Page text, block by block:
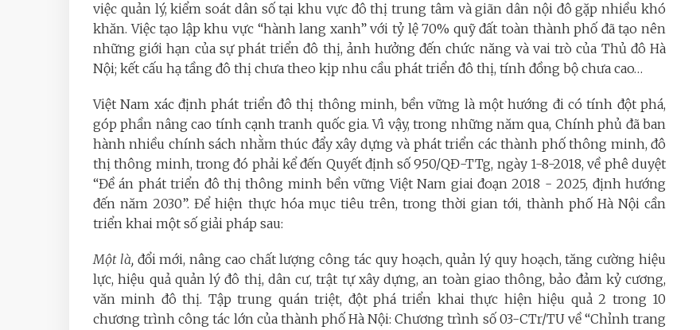
việc quản lý, kiểm soát dân số tại khu vực đô thị trung tâm và giãn dân nội đô gặp nhiều khó
khăn. Việc tạo lập khu vực “hành lang xanh” với tỷ lệ 70% quỹ đất toàn thành phố đã tạo nên
những giới hạn của sự phát triển đô thị, ảnh hưởng đến chức năng và vai trò của Thủ đô Hà
Nội; kết cấu hạ tầng đô thị chưa theo kịp nhu cầu phát triển đô thị, tính đồng bộ chưa cao…
Việt Nam xác định phát triển đô thị thông minh, bền vững là một hướng đi có tính đột phá,
góp phần nâng cao tính cạnh tranh quốc gia. Vì vậy, trong những năm qua, Chính phủ đã ban
hành nhiều chính sách nhằm thúc đẩy xây dựng và phát triển các thành phố thông minh, đô
thị thông minh, trong đó phải kể đến Quyết định số 950/QĐ-TTg, ngày 1-8-2018, về phê duyệt
“Đề án phát triển đô thị thông minh bền vững Việt Nam giai đoạn 2018 - 2025, định hướng
đến năm 2030”. Để hiện thực hóa mục tiêu trên, trong thời gian tới, thành phố Hà Nội cần
triển khai một số giải pháp sau:
Một là,đổi mới, nâng cao chất lượng công tác quy hoạch, quản lý quy hoạch, tăng cường hiệu
lực, hiệu quả quản lý đô thị, dân cư, trật tự xây dựng, an toàn giao thông, bảo đảm kỷ cương,
văn minh đô thị. Tập trung quán triệt, đột phá triển khai thực hiện hiệu quả 2 trong 10
chương trình công tác lớn của thành phố Hà Nội: Chương trình số 03-CTr/TU về “Chỉnh trang